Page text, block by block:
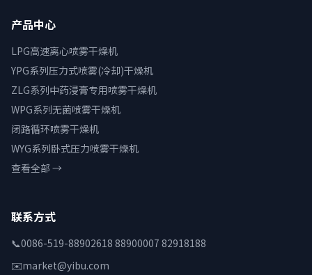
产品中心
LPG高速离心喷雾干燥机
YPG系列压力式喷雾(冷却)干燥机
ZLG系列中药浸膏专用喷雾干燥机
WPG系列无菌喷雾干燥机
闭路循环喷雾干燥机
WYG系列卧式压力喷雾干燥机
查看全部 →
联系方式
📞0086-519-88902618 88900007 82918188
✉️market@yibu.com